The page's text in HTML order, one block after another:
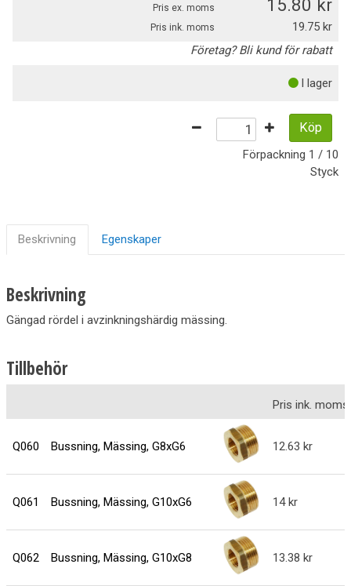
Pris ex. moms 15.80
Pris ink. moms
19.75
Företag? Bli kund för rabatt
I lager
Köp
Förpackning 1 / 10
Styck
Beskrivning Egenskaper
Beskrivning
Gängad rördel i avzinkningshärdig mässing.
Tillbehör
Pris ink. moms
Q060 Bussning, Mässing, G8xG6 12.63
Q061 Bussning, Mässing, G10xG6 14
Q062 Bussning, Mässing, G10xG8 13.38